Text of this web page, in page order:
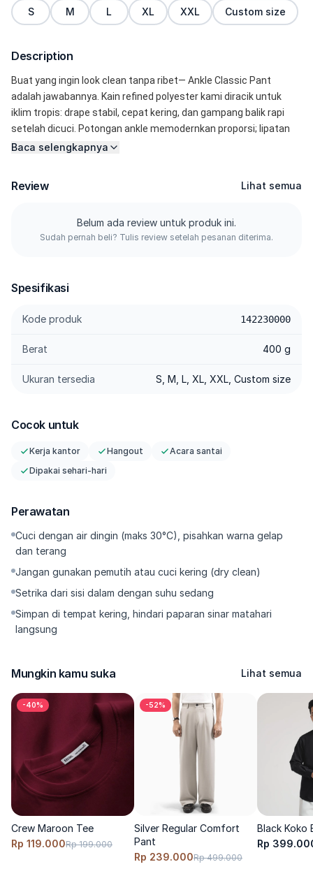
S M L XL XXL Custom size
Description
Buat yang ingin look clean tanpa ribet— Ankle Classic Pant
adalah jawabannya. Kain refined polyester kami diracik untuk
iklim tropis: drape stabil, cepat kering, dan gampang balik rapi
setelah dicuci. Potongan ankle memodernkan proporsi; lipatan
tengah bikin kaki terlihat panjang. Jahitan tailored menjaga siluet
jalan, dan perawatannya low-maintenance: cuci, kering, repeat.
---------
Refined Polyester — Serat halus dengan drape mulus; cepat
Tailored Stitching — Jahitan lurus dengan jarak yang tajam tiap
Comfortable Material — Anyaman bernapas dan soft touch;
High-Quality Accessories — YKK zipper glide-smooth, kancing
Center Fold Ironing — Crease tajam yang bertahan, memberi efek
kaki lebih jenjang.
Kenapa Harus Punya
Satu celana untuk banyak rencana. Ankle cut langsung nge-
sampai after hours, dan bahannya low-maintenance—hemat
waktu, hemat effort, value pemakaian maksimal. Mau dipadu T-
shirt, polo, atau kemeja—look tetap clean dan relevan setiap
hari.
Size & Fit
Fit: clean-taper, jatuh rapi di atas mata kaki.
Saran ukuran: true-to-size; naik 1 size untuk look lebih relaxed.
Model menggunakan size S, tinggi 170cm, berat 60 Kg
Baca selengkapnya
Review Lihat semua
Belum ada review untuk produk ini.
Sudah pernah beli? Tulis review setelah pesanan diterima.
Spesifikasi
Kode produk 142230000
Berat 400 g
Ukuran tersedia S, M, L, XL, XXL, Custom size
Cocok untuk
Kerja kantor Hangout
Acara santai
Dipakai sehari-hari
Perawatan
Cuci dengan air dingin (maks 30°C), pisahkan warna gelap
dan terang
Jangan gunakan pemutih atau cuci kering (dry clean)
Setrika dari sisi dalam dengan suhu sedang
Simpan di tempat kering, hindari paparan sinar matahari
langsung
Mungkin kamu suka Lihat semua
-40%
Crew Maroon Tee
Rp 119.000Rp 199.000
-52%
Silver Regular Comfort
Pant
Rp 239.000Rp 499.000
Black Koko
Rp